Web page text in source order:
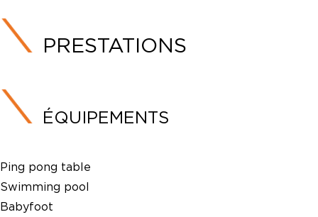
PRESTATIONS
ÉQUIPEMENTS
Ping pong table
Swimming pool
Babyfoot